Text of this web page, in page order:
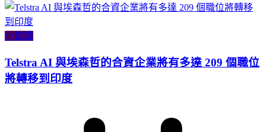
小智識
Telstra AI 與埃森哲的合資企業將有多達 209 個職位
將轉移到印度